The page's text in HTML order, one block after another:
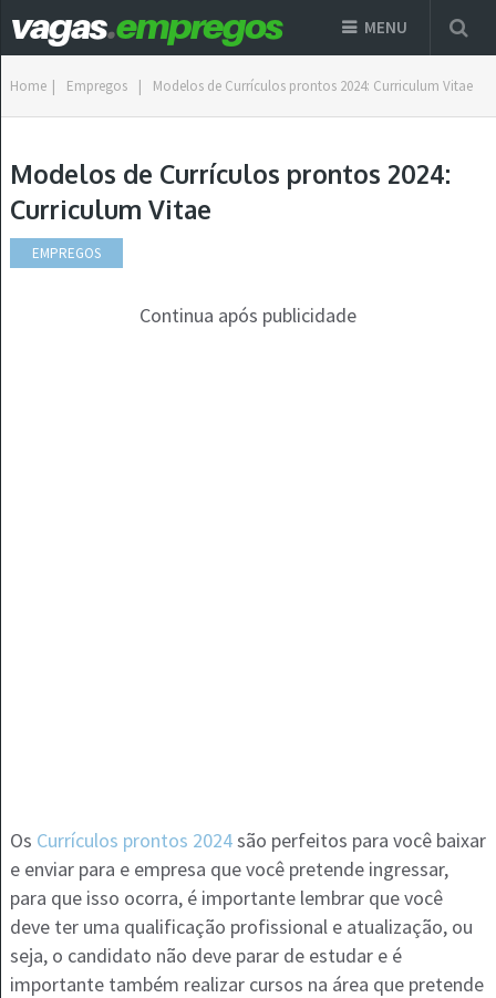
MENU
Home | Empregos | Modelos de Currículos prontos 2024: Curriculum Vitae
Modelos de Currículos prontos 2024:
Curriculum Vitae
EMPREGOS
Continua após publicidade
Os Currículos prontos 2024são perfeitos para você baixar
e enviar para e empresa que você pretende ingressar,
para que isso ocorra, é importante lembrar que você
deve ter uma qualificação profissional e atualização, ou
seja, o candidato não deve parar de estudar e é
importante também realizar cursos na área que pretende